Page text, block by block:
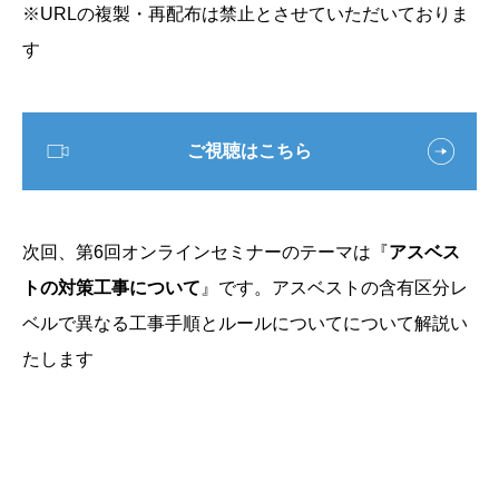
※URLの複製・再配布は禁止とさせていただいておりま
す
ご視聴はこちら
次回、第6回オンラインセミナーのテーマは『アスベス
トの対策工事について 』です。アスベストの含有区分レ
ベルで異なる工事手順とルールについてについて解説い
たします